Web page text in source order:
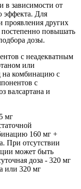
в зависимости от
эффекта. Для
проявления других
постепенно повышать
дозы.
с неадекватным
или
на комбинацию с
с
валсартана и
мг
160 мг +
При отсутствии
может быть
доза - 320 мг
или 320 мг